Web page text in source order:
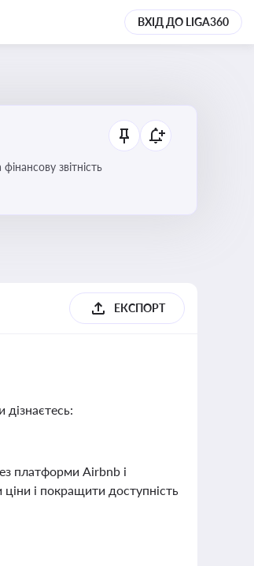
ВХІД ДО LIGA360
звітність
ЕКСПОРТ
дізнаєтесь:
платформи Airbnb і
і покращити доступність